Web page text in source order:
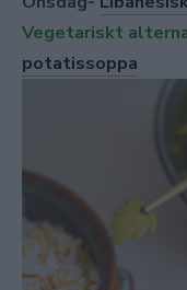
Vegetariskt
potatissoppa